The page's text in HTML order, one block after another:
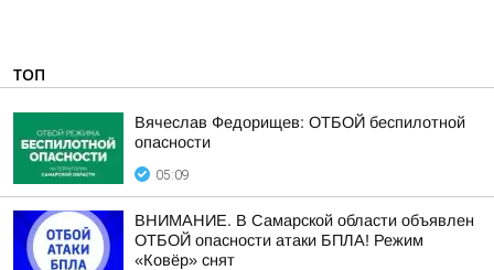
ТОП
Вячеслав Федорищев: ОТБОЙ беспилотной
опасности
05:09
ВНИМАНИЕ. В Самарской области объявлен
ОТБОЙ опасности атаки БПЛА! Режим
«Ковёр» снят